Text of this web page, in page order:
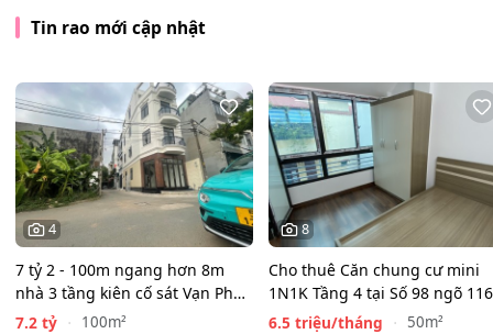
Tin rao mới cập nhật
4
7 tỷ 2 - 100m ngang hơn 8m
nhà 3 tầng kiên cố sát Vạn Phúc
City - HẺM XE HƠI…
7.2 tỷ
100m²
8
Cho thuê Căn chung cư mini
1N1K Tầng 4 tại Số 98 ngõ 116
Phan Kế Bính, Ba Đình.…
6.5 triệu/tháng
50m²